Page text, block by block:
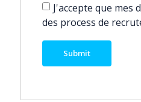
J'accepte que mes
des process de